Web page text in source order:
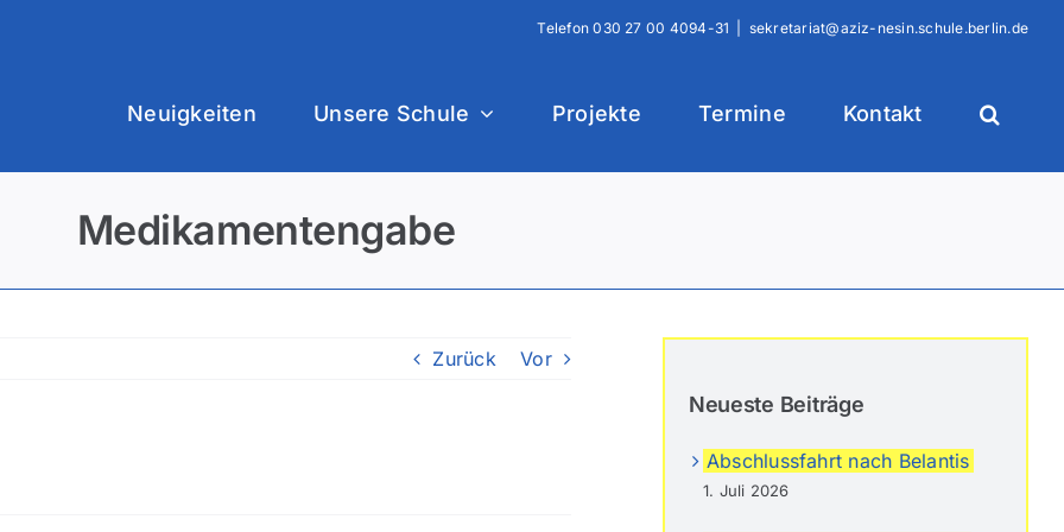
Telefon030 27 00 4094-31 sekretariat@aziz-nesin.schule.berlin.de
Neuigkeiten Unsere Schule Projekte Termine Kontakt
Medikamentengabe
Zurück Vor
Neueste Beiträge
Abschlussfahrt nach Belantis
1. Juli 2026